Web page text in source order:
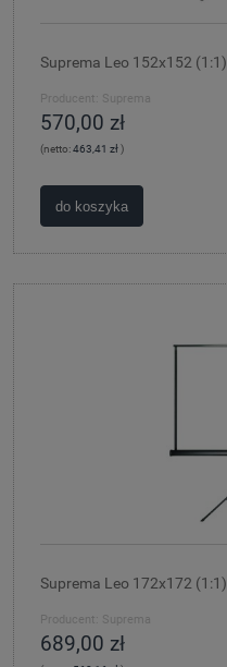
Suprema Leo 152x152 (1:1)
Producent: Suprema
570,00 zł
(netto:463,41 zł)
do koszyka
Suprema Leo 172x172 (1:1)
Producent: Suprema
689,00 zł